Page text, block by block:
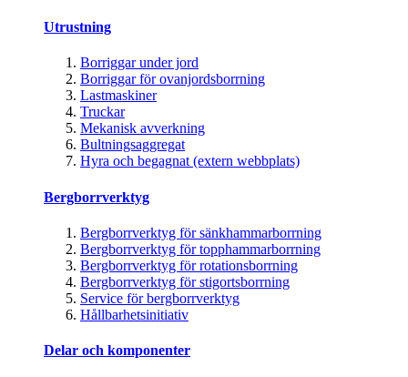
Utrustning
Borriggar under jord
Borriggar för ovanjordsborrning
Lastmaskiner
Truckar
Mekanisk avverkning
Bultningsaggregat
Hyra och begagnat (extern webbplats)
Bergborrverktyg
Bergborrverktyg för sänkhammarborrning
Bergborrverktyg för topphammarborrning
Bergborrverktyg för rotationsborrning
Bergborrverktyg för stigortsborrning
Service för bergborrverktyg
Hållbarhetsinitiativ
Delar och komponenter